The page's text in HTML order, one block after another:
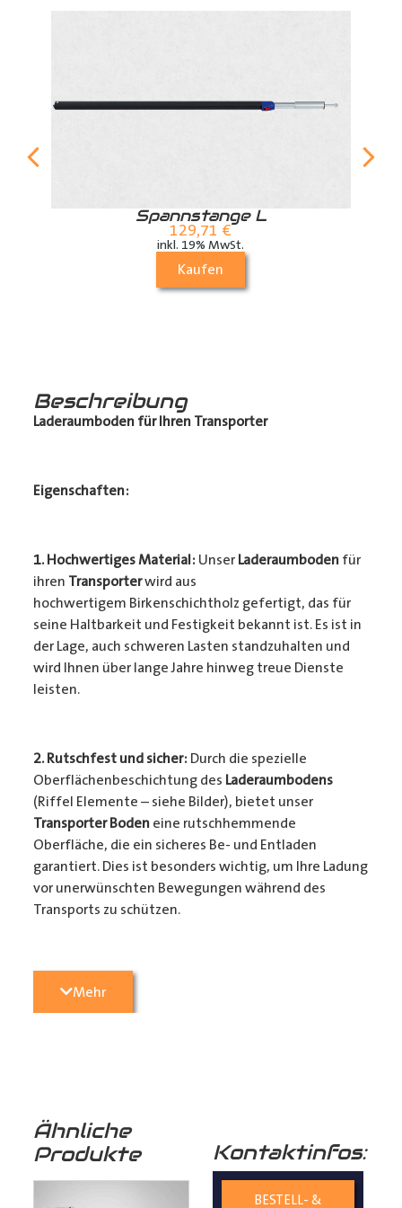
Spannstange L
129,71 €
inkl. 19% MwSt.
Kaufen
Beschreibung
Laderaumboden für Ihren Transporter
Eigenschaften:
1. Hochwertiges Material: Unser Laderaumbodenfür
ihren Transporterwird aus
hochwertigem Birkenschichtholz gefertigt, das für
seine Haltbarkeit und Festigkeit bekannt ist. Es ist in
der Lage, auch schweren Lasten standzuhalten und
wird Ihnen über lange Jahre hinweg treue Dienste
leisten.
2. Rutschfest und sicher: Durch die spezielle
Oberflächenbeschichtung des Laderaumbodens
(Riffel Elemente – siehe Bilder), bietet unser
Transporter Bodeneine rutschhemmende
Oberfläche, die ein sicheres Be- und Entladen
garantiert. Dies ist besonders wichtig, um Ihre Ladung
vor unerwünschten Bewegungen während des
Transports zu schützen.
3. Passgenauigkeit:
präzise konturgefräst, um perfekt in Ihren
4. Langlebigkeit:Birkenschichtholz ist von Natur aus
resistent gegen Feuchtigkeit und Pilze, was
Mehr
Ähnliche
Produkte
Kontaktinfos:
BESTELL- &